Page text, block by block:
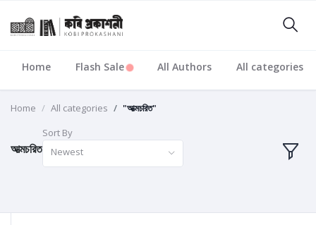
Home Flash Sale All Authors All categories
Home All categories "আত্মচরিত"
আত্মচরিত
Sort By
Newest